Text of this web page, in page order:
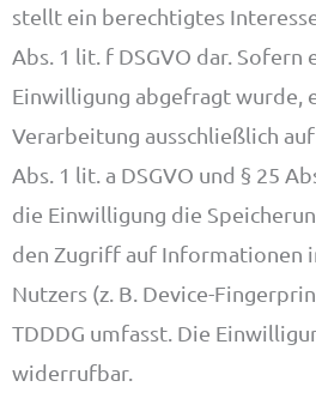
stellt ein berechtigtes
Abs. 1 lit. f DSGVO dar. Sofern
Einwilligung abgefragt wurde,
Verarbeitung ausschließlich
Abs. 1 lit. a DSGVO und § 25
die Einwilligung die
den Zugriff auf Informationen
Nutzers (z. B. Device-
TDDDG umfasst. Die
widerrufbar.